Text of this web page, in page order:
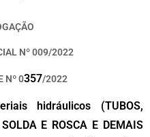
Nº 009/2022
Nº 0357/2022
hidráulicos (TUBOS,
E ROSCA E DEMAIS